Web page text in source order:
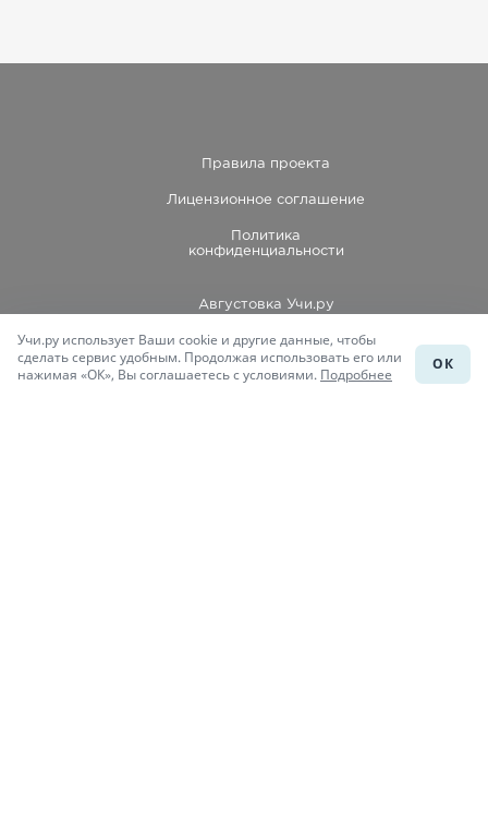
Правила проекта
Лицензионное соглашение
Политика
конфиденциальности
Августовка Учи.ру
Каталог школ
Подготовка к уроку
Учи.ру использует Ваши cookie и другие данные, чтобы
сделать сервис удобным. Продолжая использовать его или
нажимая «ОК», Вы соглашаетесь с условиями. Подробнее
ОК